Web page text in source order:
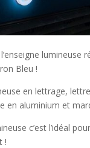
lumineuse
Bleu !
en lettrage,
en aluminium et
c’est l’idéal
!